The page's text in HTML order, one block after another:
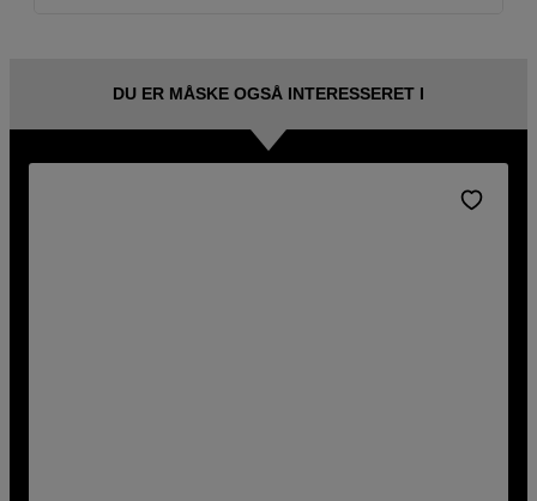
DU ER MÅSKE OGSÅ INTERESSERET I